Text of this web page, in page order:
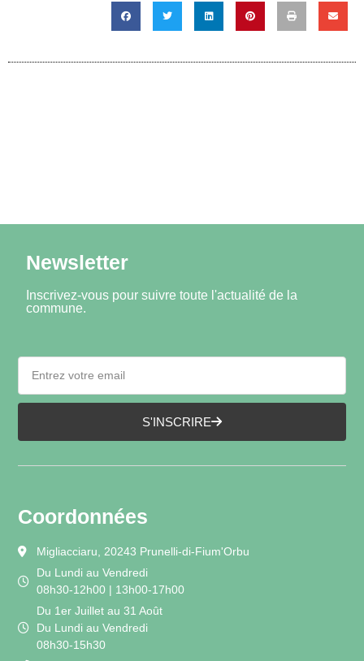
Newsletter
Inscrivez-vous pour suivre toute l'actualité de la
commune.
S'INSCRIRE
Coordonnées
Migliacciaru, 20243 Prunelli-di-Fium'Orbu
Du Lundi au Vendredi
08h30-12h00 | 13h00-17h00
Du 1er Juillet au 31 Août
Du Lundi au Vendredi
08h30-15h30